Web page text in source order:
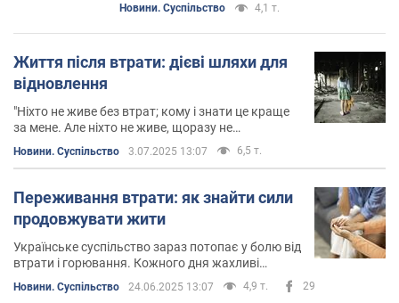
Новини. Суспільство 4,1 т.
Життя після втрати: дієві шляхи для
відновлення
"Ніхто не живе без втрат; кому і знати це краще
за мене. Але ніхто не живе, щоразу не
починаючи все спочатку; і це мені також відомо.
Я це знаю і відчуваю, і це відчуваю завдяки тому,
Новини. Суспільство 3.07.2025 13:07 6,5 т.
Переживання втрати: як знайти сили
продовжувати жити
Українське суспільство зараз потопає у болю від
втрати і горювання. Кожного дня жахливі
новини, які паралізують і виснажують кожного
українця
Новини. Суспільство 24.06.2025 13:07 4,9 т. 29